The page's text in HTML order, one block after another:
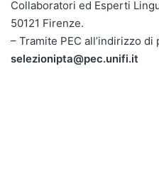
Collaboratori ed Esperti
50121 Firenze.
– Tramite PEC all’indirizzo
selezionipta@pec.unifi.it